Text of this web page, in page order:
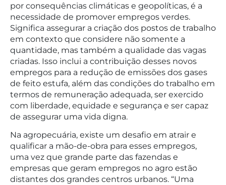
por consequências climáticas e geopolíticas, é a
necessidade de promover empregos verdes.
Significa assegurar a criação dos postos de trabalho
em contexto que considere não somente a
quantidade, mas também a qualidade das vagas
criadas. Isso inclui a contribuição desses novos
empregos para a redução de emissões dos gases
de feito estufa, além das condições do trabalho em
termos de remuneração adequada, ser exercido
com liberdade, equidade e segurança e ser capaz
de assegurar uma vida digna.
Na agropecuária, existe um desafio em atrair e
qualificar a mão-de-obra para esses empregos,
uma vez que grande parte das fazendas e
empresas que geram empregos no agro estão
distantes dos grandes centros urbanos. “Uma